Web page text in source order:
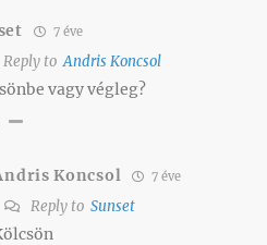
7 éve
Reply toAndris Koncsol
vagy végleg?
Koncsol 7 éve
Reply toSunset